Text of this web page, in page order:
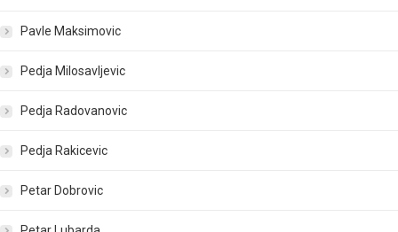
Pavle Maksimovic
Pedja Milosavljevic
Pedja Radovanovic
Pedja Rakicevic
Petar Dobrovic